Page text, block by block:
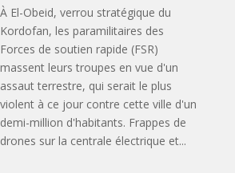
À El-Obeid, verrou stratégique du
Kordofan, les paramilitaires des
Forces de soutien rapide (FSR)
massent leurs troupes en vue d'un
assaut terrestre, qui serait le plus
violent à ce jour contre cette ville d'un
demi-million d'habitants. Frappes de
drones sur la centrale électrique et...